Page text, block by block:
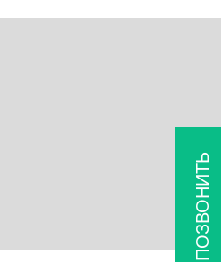
ПОЗВОНИТЬ